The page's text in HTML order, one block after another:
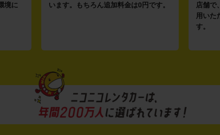
境に
います。もちろん追加料金は0円です。
店舗で
用いた
す。